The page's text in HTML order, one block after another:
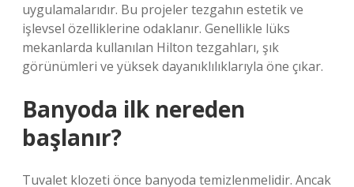
uygulamalarıdır. Bu projeler tezgahın estetik ve
işlevsel özelliklerine odaklanır. Genellikle lüks
mekanlarda kullanılan Hilton tezgahları, şık
görünümleri ve yüksek dayanıklılıklarıyla öne çıkar.
Banyoda ilk nereden
başlanır?
Tuvalet klozeti önce banyoda temizlenmelidir. Ancak